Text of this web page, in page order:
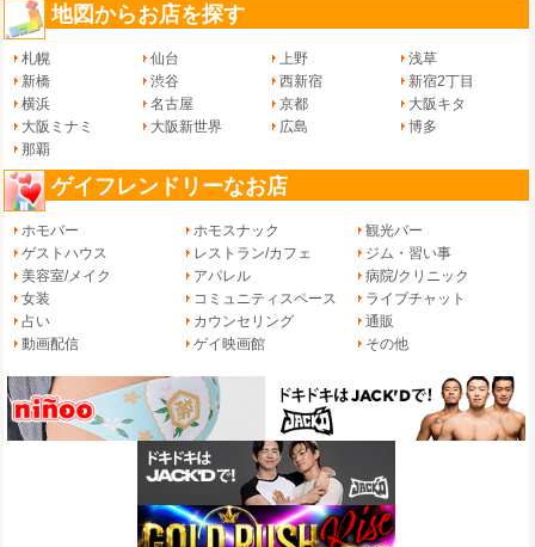
地図からお店を探す
札幌 仙台 上野
浅草
新橋
渋谷 西新宿
新宿2丁目
横浜
名古屋 京都
大阪キタ
大阪ミナミ
大阪新世界 広島
博多
那覇
ゲイフレンドリーなお店
ホモバー ホモスナック
観光バー
ゲストハウス
レストラン/カフェ
ジム・習い事
美容室/メイク
アパレル
病院/クリニック
女装
コミュニティスペース
ライブチャット
占い
カウンセリング
通販
動画配信
ゲイ映画館 その他